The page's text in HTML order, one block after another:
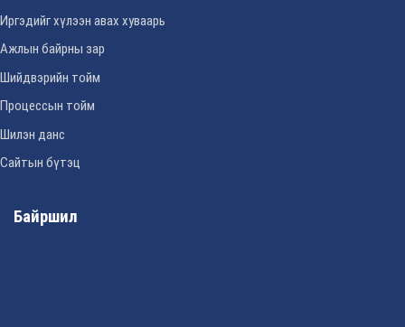
Иргэдийг хүлээн авах хуваарь
Ажлын байрны зар
Шийдвэрийн тойм
Процессын тойм
Шилэн данс
Сайтын бүтэц
Байршил